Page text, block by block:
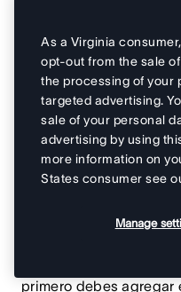
seleccionaAgregar
instrucciones para
deseas que se envíen
Puedes elegir de
notificaciones se
permite que tu equipo
lo que reduce el ruido
primero debes agregar
As a Virginia
opt-out from the sale
the processing of your
targeted advertising.
sale of your personal
advertising by using
more information on
States consumer see
Manage